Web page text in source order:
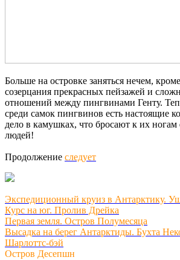
Больше на островке заняться нечем,
созерцания прекрасных пейзажей и
отношений между пингвинами Генту.
среди самок пингвинов есть настоящие
дело в камушках, что бросают к их
людей!
Продолжение следует
Экспедиционный круиз в Антарктику.
Курс на юг. Пролив Дрейка
Первая земля. Остров Полумесяца
Высадка на берег Антарктиды. Бухта
Шарлоттс-бэй
Остров Десепшн